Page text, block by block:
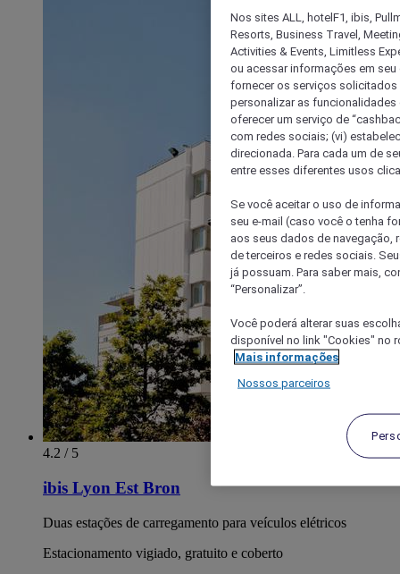
4.2 / 5
ibis Lyon Est Bron
Duas estações de carregamento para veículos elétricos
Estacionamento vigiado, gratuito e coberto
Nos sites ALL, hotelF1, ibis,
Resorts, Business Travel,
Activities & Events, Limitless
ou acessar informações em
fornecer os serviços solicitados
personalizar as
oferecer um serviço de
com redes sociais; (vi)
direcionada. Para cada um de
entre esses diferentes usos
Se você aceitar o uso de
seu e-mail (caso você o tenha
aos seus dados de navegação,
de terceiros e redes sociais.
já possuam. Para saber mais,
“Personalizar”.
Você poderá alterar suas
disponível no link "Cookies" no
Mais informações
Nossos parceiros